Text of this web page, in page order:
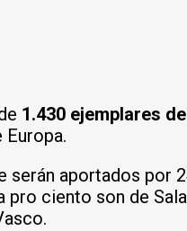
1.430 ejemplares
aportados por
ciento son de